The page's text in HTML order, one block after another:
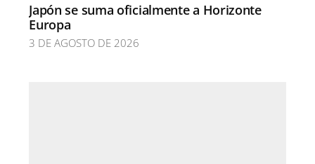
Japón se suma oficialmente a Horizonte
Europa
3 DE AGOSTO DE 2026